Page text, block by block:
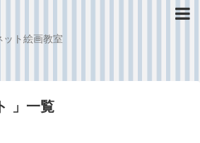
ト絵画教室
」一覧